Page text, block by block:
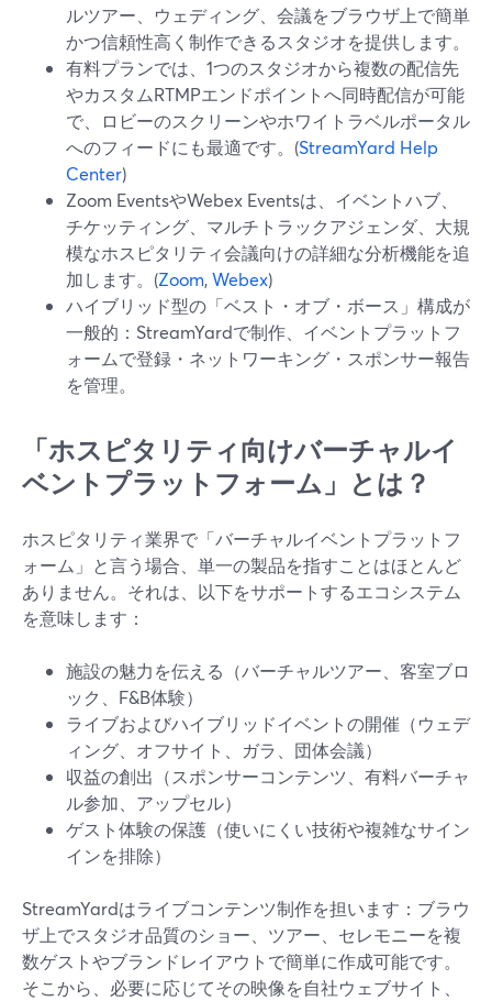
ルツアー、ウェディング、会議をブラウザ上で簡単
かつ信頼性高く制作できるスタジオを提供します。
有料プランでは、1つのスタジオから複数の配信先
やカスタムRTMPエンドポイントへ同時配信が可能
で、ロビーのスクリーンやホワイトラベルポータル
へのフィードにも最適です。(StreamYard Help
Center)
Zoom EventsやWebex Eventsは、イベントハブ、
チケッティング、マルチトラックアジェンダ、大規
模なホスピタリティ会議向けの詳細な分析機能を追
加します。(Zoom,Webex)
ハイブリッド型の「ベスト・オブ・ボース」構成が
一般的：StreamYardで制作、イベントプラットフ
ォームで登録・ネットワーキング・スポンサー報告
を管理。
「ホスピタリティ向けバーチャルイ
ベントプラットフォーム」とは？
ホスピタリティ業界で「バーチャルイベントプラットフ
ォーム」と言う場合、単一の製品を指すことはほとんど
ありません。それは、以下をサポートするエコシステム
を意味します：
施設の魅力を伝える（バーチャルツアー、客室ブロ
ック、F&B体験）
ライブおよびハイブリッドイベントの開催（ウェデ
ィング、オフサイト、ガラ、団体会議）
収益の創出（スポンサーコンテンツ、有料バーチャ
ル参加、アップセル）
ゲスト体験の保護（使いにくい技術や複雑なサイン
インを排除）
StreamYardはライブコンテンツ制作を担います：ブラウ
ザ上でスタジオ品質のショー、ツアー、セレモニーを複
数ゲストやブランドレイアウトで簡単に作成可能です。
そこから、必要に応じてその映像を自社ウェブサイト、